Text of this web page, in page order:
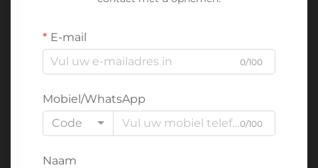
E-mail
0/100
Mobiel/WhatsApp
Code
0/100
Naam